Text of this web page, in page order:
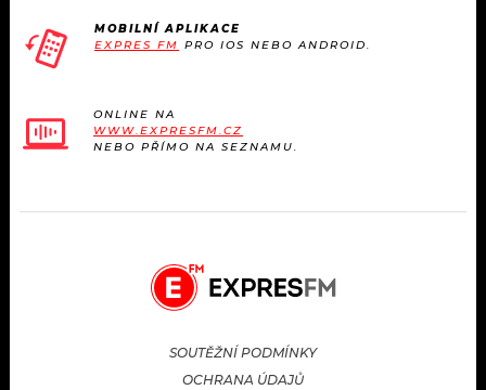
TRENDY
KULTURA
JAK NALADITMOBILNÍ APLIKACE
EXPRES FM PRO IOS NEBO ANDROID.
ONLINE NA
WWW.EXPRESFM.CZ
NEBO PŘÍMO NA SEZNAMU.
SOUTĚŽNÍ PODMÍNKY
OCHRANA ÚDAJŮ